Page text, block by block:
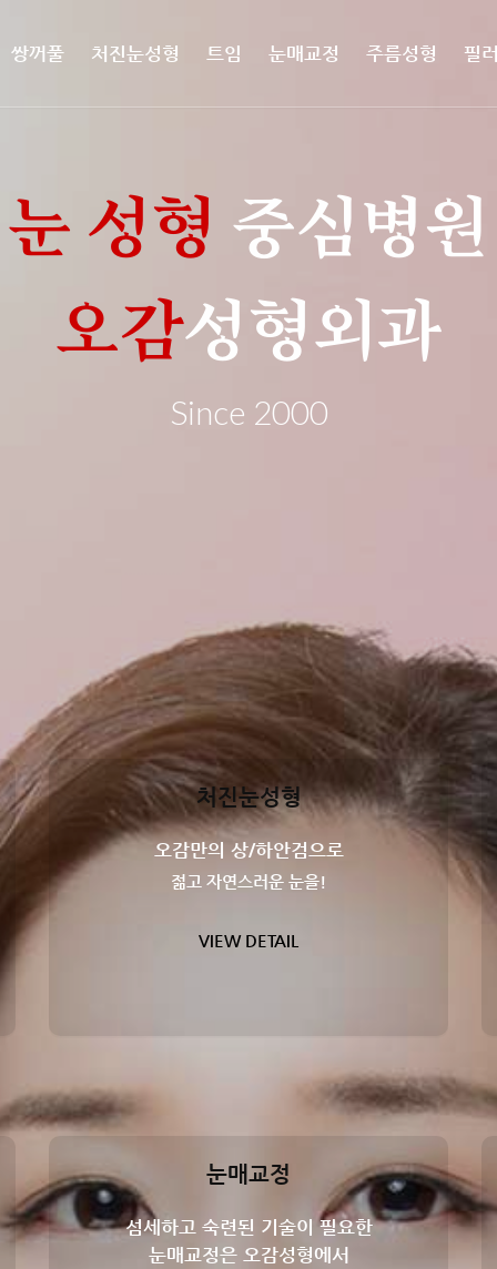
쌍꺼풀 처진눈성형 트임 눈매교정 주름성형 필
눈 성형 중심병원
오감성형외과
Since 2000
처진눈성형
오감만의 상/하안검으로
젊고 자연스러운 눈을!
VIEW DETAIL
눈매교정
섬세하고 숙련된 기술이 필요한
눈매교정은 오감성형에서